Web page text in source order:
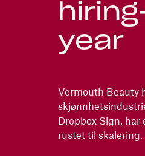
year
Vermouth Beauty
Dropbox Sign,
rustet til skalering.